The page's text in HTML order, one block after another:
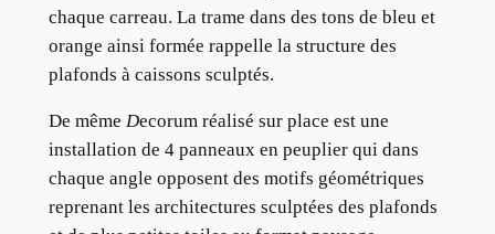
chaque carreau. La trame dans des tons de bleu et
orange ainsi formée rappelle la structure des
plafonds à caissons sculptés.
De même Decorum réalisé sur place est une
installation de 4 panneaux en peuplier qui dans
chaque angle opposent des motifs géométriques
reprenant les architectures sculptées des plafonds